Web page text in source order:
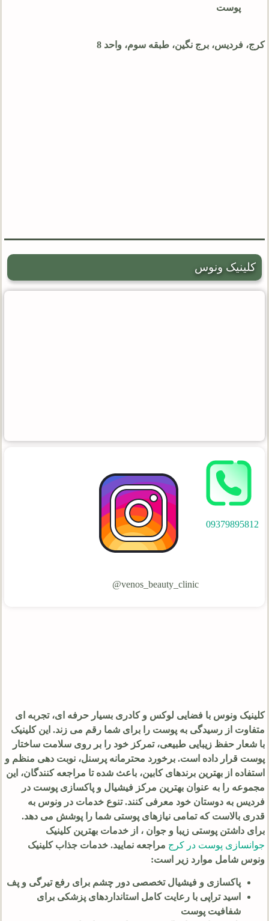
پوست
کرج، فردیس، برج نگین، طبقه سوم، واحد 8
کلینیک ونوس
09379895812
venos_beauty_clinic@
کلینیک ونوس با فضایی لوکس و کادری بسیار حرفه ای، تجربه ای
متفاوت از رسیدگی به پوست را برای شما رقم می زند. این کلینیک
با شعار حفظ زیبایی طبیعی، تمرکز خود را بر روی سلامت ساختار
پوست قرار داده است. برخورد محترمانه پرسنل، نوبت دهی منظم و
استفاده از بهترین برندهای کابین، باعث شده تا مراجعه کنندگان، این
مجموعه را به عنوان بهترین مرکز فیشیال و پاکسازی پوست در
فردیس به دوستان خود معرفی کنند. تنوع خدمات در ونوس به
قدری بالاست که تمامی نیازهای پوستی شما را پوشش می دهد.
برای داشتن پوستی زیبا و جوان ، از خدمات بهترین کلینیک
جوانسازی پوست در کرج مراجعه نمایید. خدمات جذاب کلینیک
ونوس شامل موارد زیر است:
پاکسازی و فیشیال تخصصی دور چشم برای رفع تیرگی و پف
اسید تراپی با رعایت کامل استانداردهای پزشکی برای
شفافیت پوست